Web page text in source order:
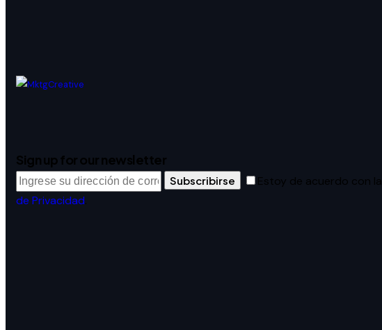
Sign up for our newsletter
Subscribirse Estoy de acuerdo con la
de Privacidad